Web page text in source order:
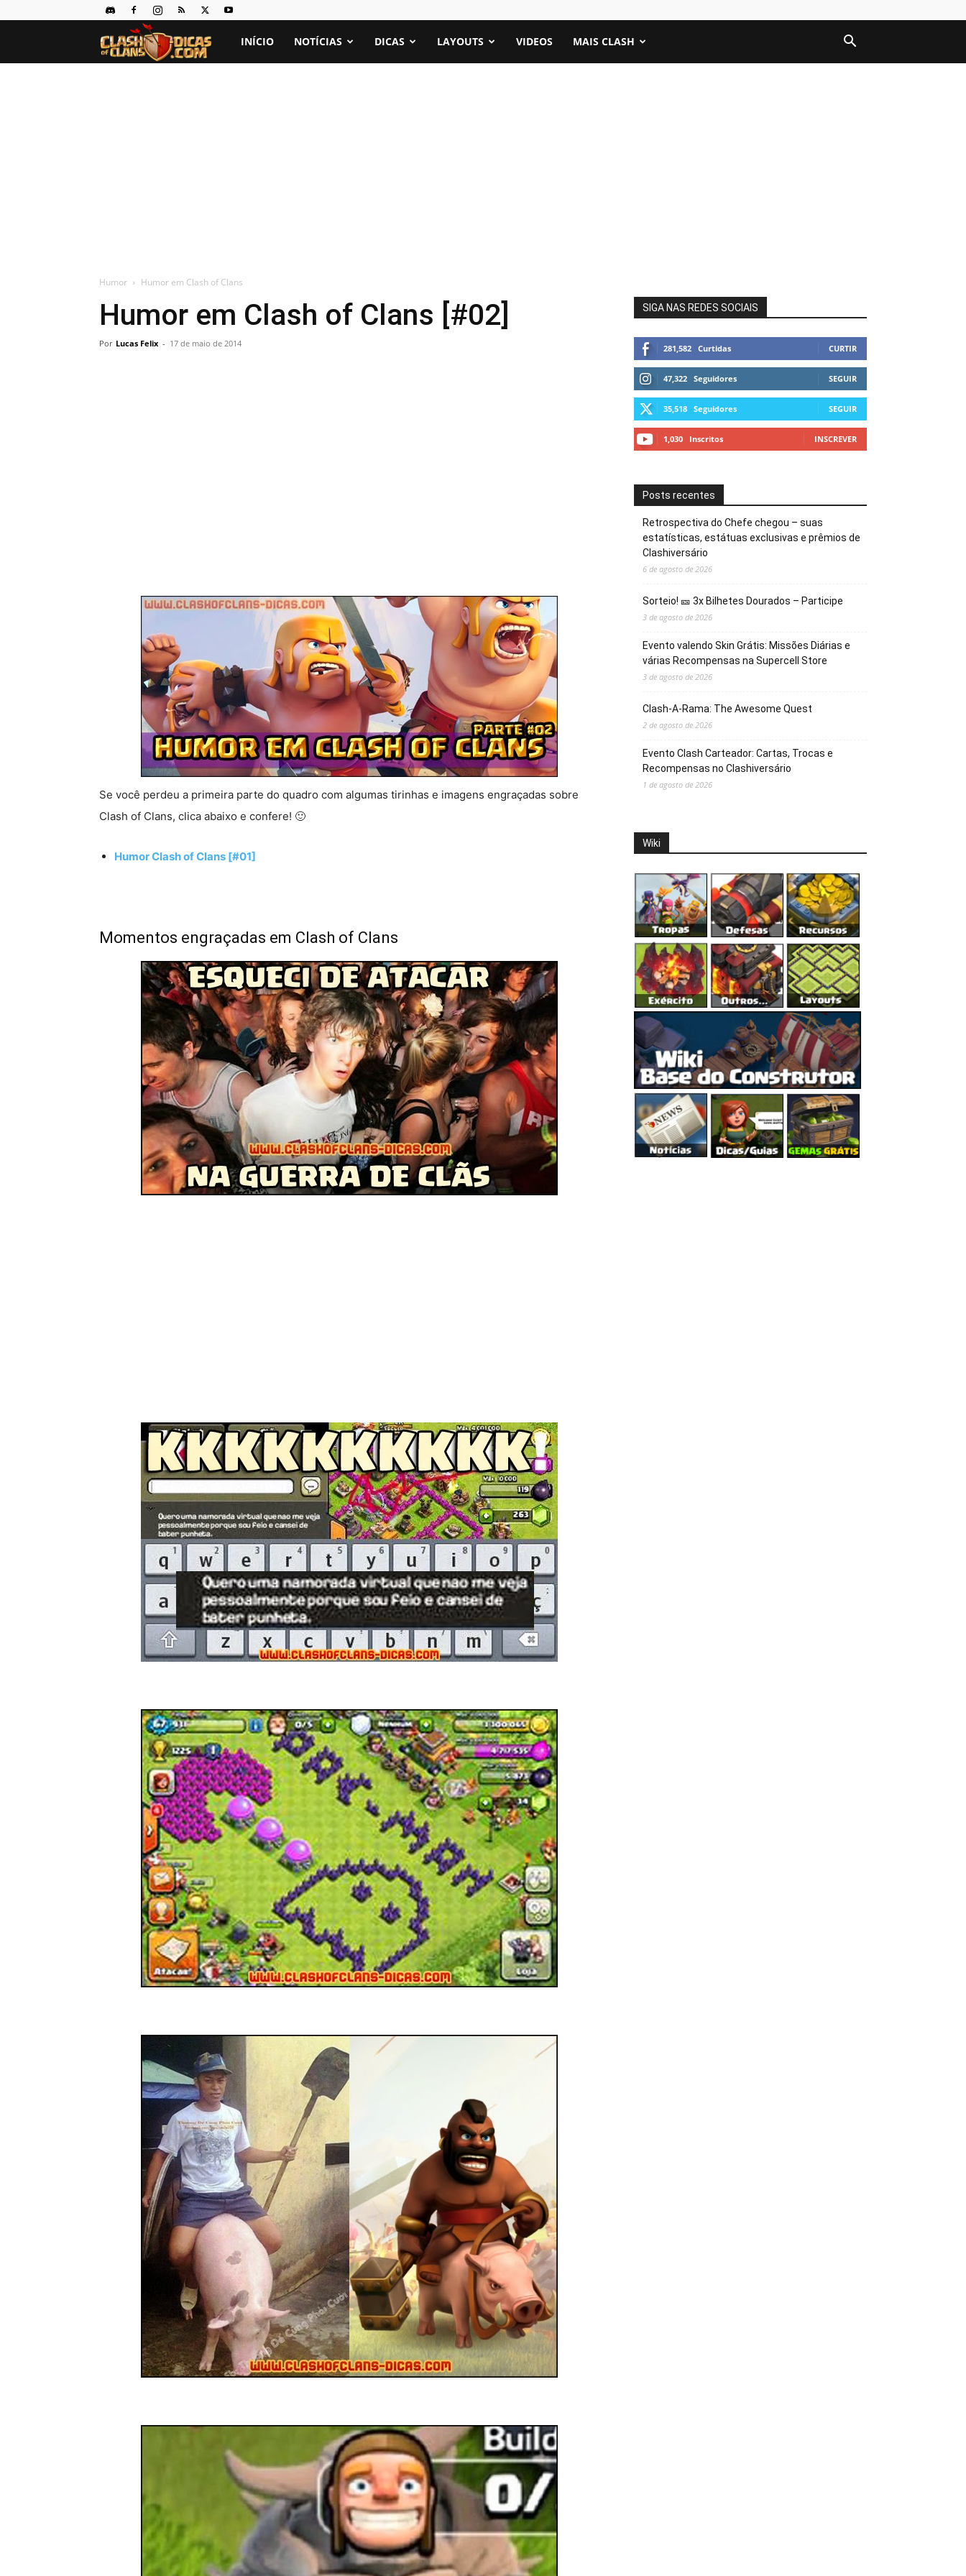
Clash
INÍCIO NOTÍCIAS DICAS LAYOUTS VIDEOS MAIS CLASH
Humor Humor em Clash of Clans
Humor em Clash of Clans [#02]
Por Lucas Felix - 17 de maio de 2014
Se você perdeu a primeira parte do quadro com algumas tirinhas e imagens engraçadas sobre
Clash of Clans, clica abaixo e confere! 🙂
Humor Clash of Clans [#01]
Momentos engraçadas em Clash of Clans
SIGA NAS REDES SOCIAIS
281,582 Curtidas CURTIR
47,322 Seguidores SEGUIR
35,518 Seguidores SEGUIR
1,030 Inscritos INSCREVER
Posts recentes
Retrospectiva do Chefe chegou – suas
estatísticas, estátuas exclusivas e prêmios de
Clashiversário
6 de agosto de 2026
Sorteio! 🎫 3x Bilhetes Dourados – Participe
3 de agosto de 2026
Evento valendo Skin Grátis: Missões Diárias e
várias Recompensas na Supercell Store
3 de agosto de 2026
Clash-A-Rama: The Awesome Quest
2 de agosto de 2026
Evento Clash Carteador: Cartas, Trocas e
Recompensas no Clashiversário
1 de agosto de 2026
Wiki